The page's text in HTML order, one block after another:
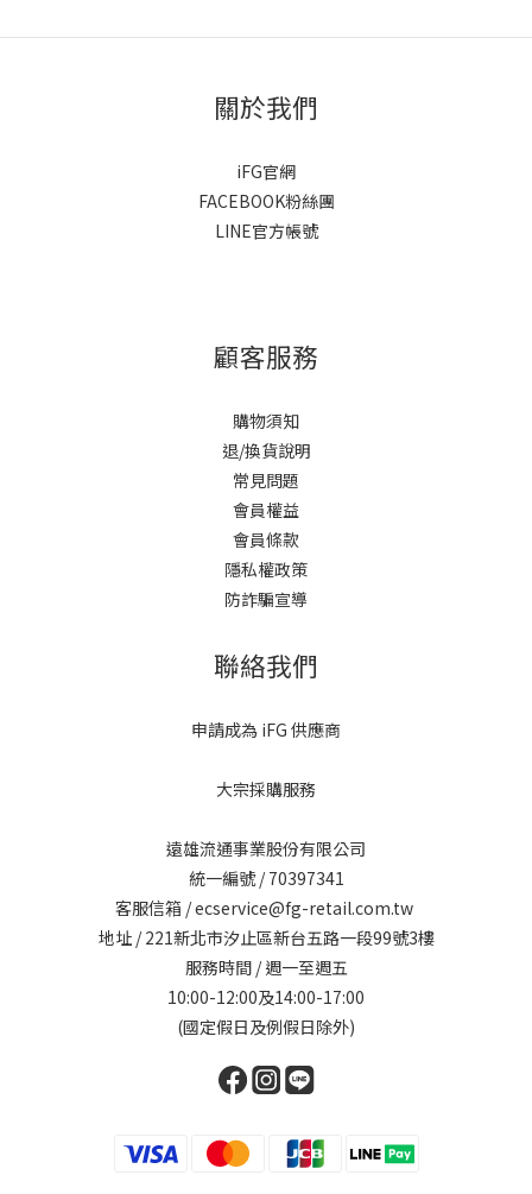
關於我們
iFG官網
FACEBOOK粉絲團
LINE官方帳號
顧客服務
購物須知
退/換貨說明
常見問題
會員權益
會員條款
隱私權政策
防詐騙宣導
聯絡我們
申請成為 iFG 供應商
大宗採購服務
遠雄流通事業股份有限公司
統一編號 / 70397341
客服信箱 / ecservice@fg-retail.com.tw
地址 / 221新北市汐止區新台五路一段99號3樓
服務時間 / 週一至週五
10:00-12:00及14:00-17:00
(國定假日及例假日除外)